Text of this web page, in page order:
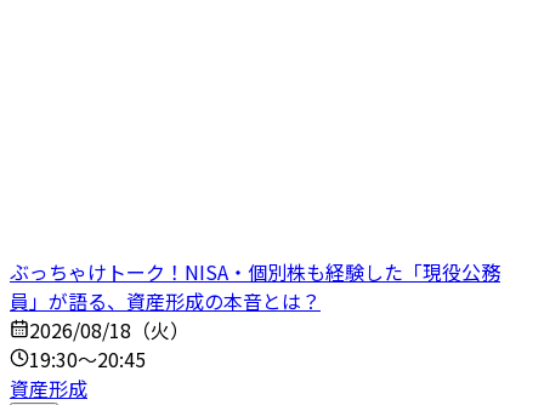
ぶっちゃけトーク！NISA・個別株も経験した「現役公務
員」が語る、資産形成の本音とは？
2026/08/18（火）
19:30～20:45
資産形成